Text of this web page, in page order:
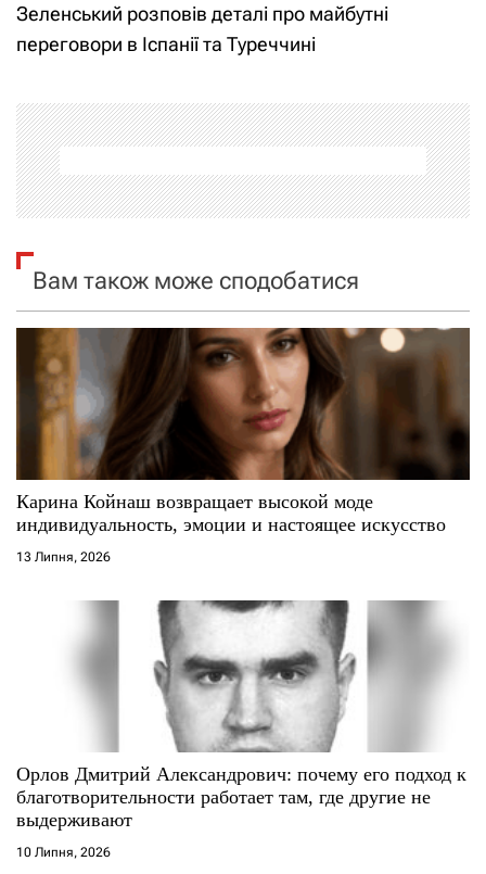
і
а
ц
і
я
з
с
і
Зеленський розповів деталі про майбутні
переговори в Іспанії та Туреччині
Вам також може сподобатися
Карина Койнаш возвращает высокой моде
индивидуальность, эмоции и настоящее искусство
13 Липня, 2026
Орлов Дмитрий Александрович: почему его подход к
благотворительности работает там, где другие не
выдерживают
10 Липня, 2026